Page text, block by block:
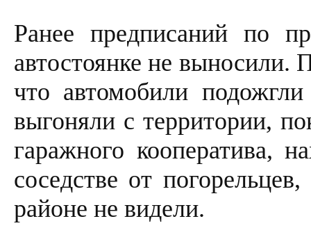
Ранее предписаний по
автостоянке не выносили.
что автомобили
выгоняли с территории,
гаражного кооператива,
соседстве от
районе не видели.